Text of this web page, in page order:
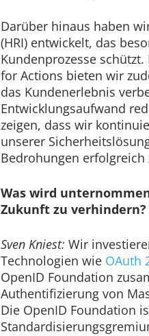
Darüber hinaus haben
(HRI) entwickelt, das
Kundenprozesse
for Actions bieten wir
das Kundenerlebnis
Entwicklungsaufwand
zeigen, dass wir
unserer
Bedrohungen erfolgreich
Was wird
Zukunft zu verhindern?
Sven Kniest: Wir
Technologien wie OAuth
OpenID Foundation
Authentifizierung von
Die OpenID Foundation